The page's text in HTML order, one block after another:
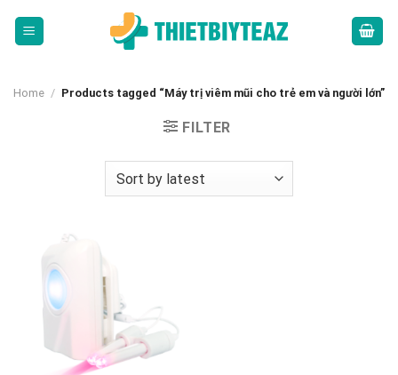
Home / Products tagged “Máy trị viêm mũi cho trẻ em và người lớn”
FILTER